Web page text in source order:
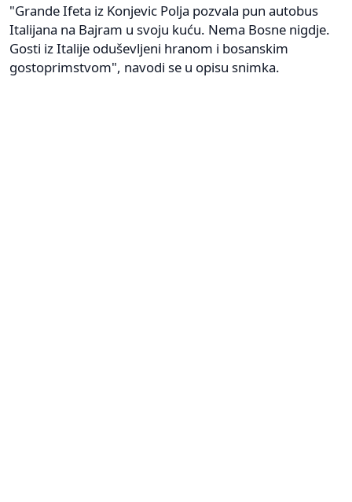
"Grande Ifeta iz Konjevic Polja pozvala pun autobus
Italijana na Bajram u svoju kuću. Nema Bosne nigdje.
Gosti iz Italije oduševljeni hranom i bosanskim
gostoprimstvom", navodi se u opisu snimka.